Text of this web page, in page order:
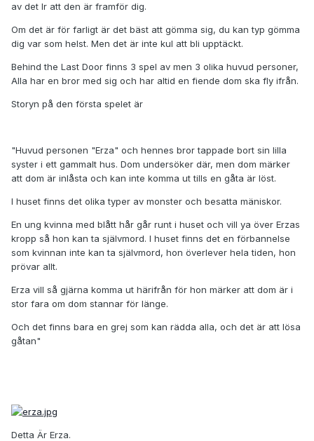
av det lr att den är framför dig.
Om det är för farligt är det bäst att gömma sig, du kan typ gömma
dig var som helst. Men det är inte kul att bli upptäckt.
Behind the Last Door finns 3 spel av men 3 olika huvud personer,
Alla har en bror med sig och har altid en fiende dom ska fly ifrån.
Storyn på den första spelet är
"Huvud personen "Erza" och hennes bror tappade bort sin lilla
syster i ett gammalt hus. Dom undersöker där, men dom märker
att dom är inlåsta och kan inte komma ut tills en gåta är löst.
I huset finns det olika typer av monster och besatta mäniskor.
En ung kvinna med blått hår går runt i huset och vill ya över Erzas
kropp så hon kan ta självmord. I huset finns det en förbannelse
som kvinnan inte kan ta självmord, hon överlever hela tiden, hon
prövar allt.
Erza vill så gjärna komma ut härifrån för hon märker att dom är i
stor fara om dom stannar för länge.
Och det finns bara en grej som kan rädda alla, och det är att lösa
gåtan"
Detta Är Erza.